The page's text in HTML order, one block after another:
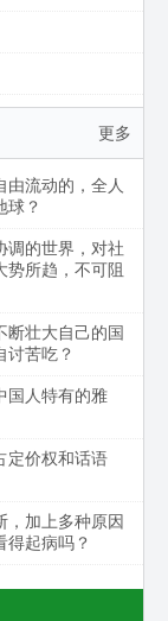
更多
由流动的，全人
球？
调的世界，对社
势所趋，不可阻
断壮大自己的国
讨苦吃？
国人特有的雅
定价权和话语
，加上多种原因
得起病吗？